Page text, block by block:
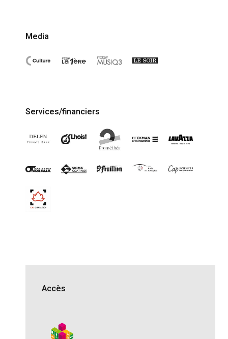
Media
Services/financiers
Accès